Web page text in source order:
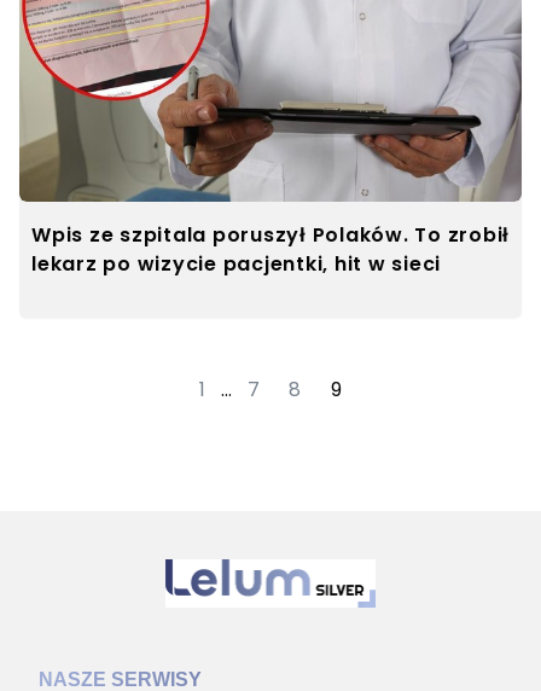
Wpis ze szpitala poruszył Polaków. To zrobił
lekarz po wizycie pacjentki, hit w sieci
1 … 7 8 9
NASZE SERWISY